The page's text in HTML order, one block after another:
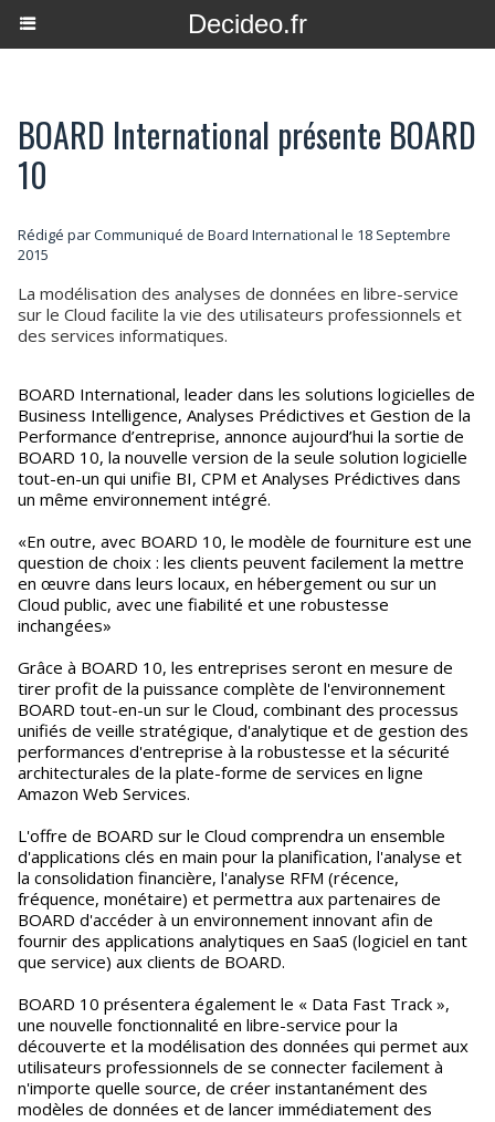
Decideo.fr
BOARD International présente BOARD
10
Rédigé par Communiqué de Board International le 18 Septembre
2015
La modélisation des analyses de données en libre-service
sur le Cloud facilite la vie des utilisateurs professionnels et
des services informatiques.
BOARD International, leader dans les solutions logicielles de
Business Intelligence, Analyses Prédictives et Gestion de la
Performance d’entreprise, annonce aujourd’hui la sortie de
BOARD 10, la nouvelle version de la seule solution logicielle
tout-en-un qui unifie BI, CPM et Analyses Prédictives dans
un même environnement intégré.
«En outre, avec BOARD 10, le modèle de fourniture est une
question de choix : les clients peuvent facilement la mettre
en œuvre dans leurs locaux, en hébergement ou sur un
Cloud public, avec une fiabilité et une robustesse
inchangées»
Grâce à BOARD 10, les entreprises seront en mesure de
tirer profit de la puissance complète de l'environnement
BOARD tout-en-un sur le Cloud, combinant des processus
unifiés de veille stratégique, d'analytique et de gestion des
performances d'entreprise à la robustesse et la sécurité
architecturales de la plate-forme de services en ligne
Amazon Web Services.
L'offre de BOARD sur le Cloud comprendra un ensemble
d'applications clés en main pour la planification, l'analyse et
la consolidation financière, l'analyse RFM (récence,
fréquence, monétaire) et permettra aux partenaires de
BOARD d'accéder à un environnement innovant afin de
fournir des applications analytiques en SaaS (logiciel en tant
que service) aux clients de BOARD.
BOARD 10 présentera également le « Data Fast Track »,
une nouvelle fonctionnalité en libre-service pour la
découverte et la modélisation des données qui permet aux
utilisateurs professionnels de se connecter facilement à
n'importe quelle source, de créer instantanément des
modèles de données et de lancer immédiatement des